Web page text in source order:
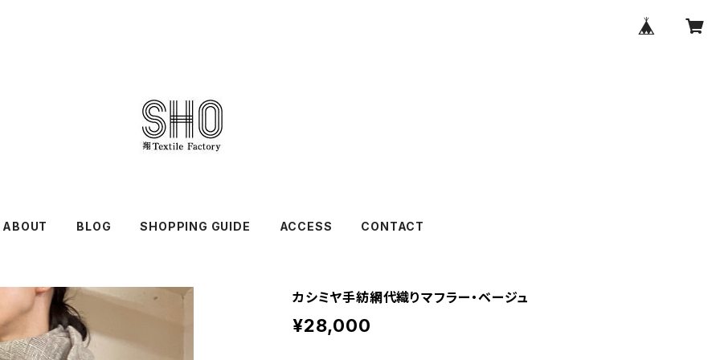
ABOUT BLOG SHOPPING GUIDE ACCESS CONTACT
カシミヤ手紡網代織りマフラー・ベージュ
¥28,000